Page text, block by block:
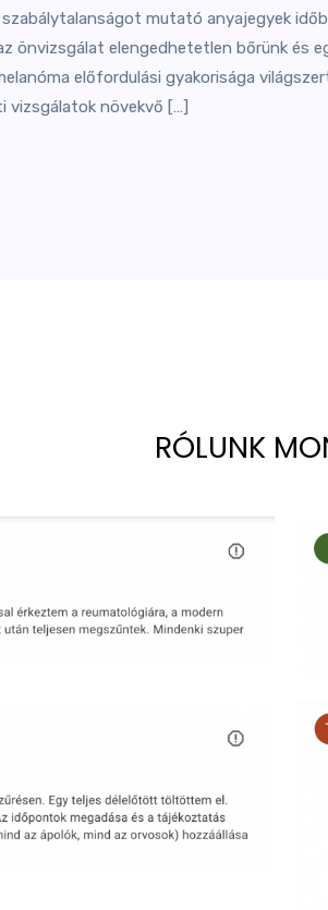
mutató anyajegyek
önvizsgálat elengedhetetlen bőrünk és
előfordulási gyakorisága
vizsgálatok növekvő […]
RÓLUNK